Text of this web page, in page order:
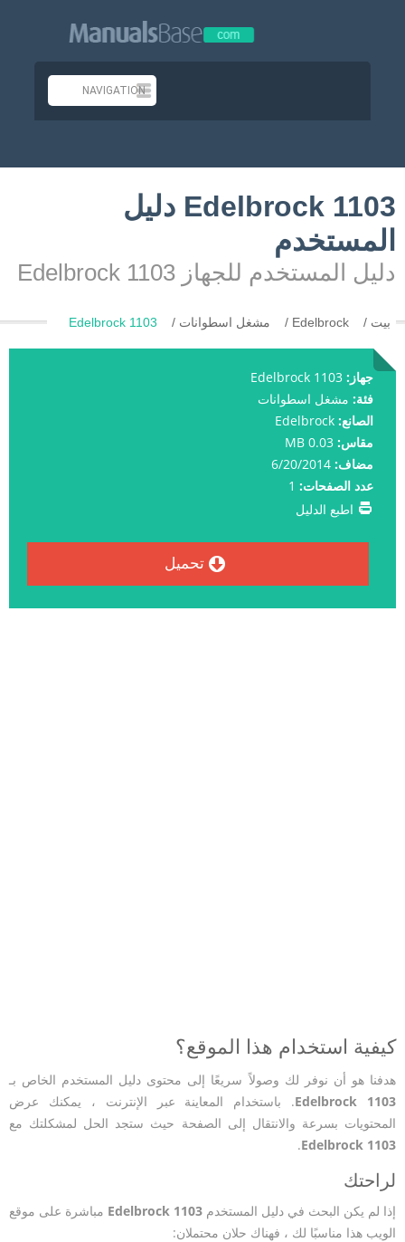
Edelbrock 1103 دليل
المستخدم
دليل المستخدم للجهاز Edelbrock 1103
بيت Edelbrock مشغل اسطوانات Edelbrock 1103
جهاز:
فئة: مشغل اسطوانات
الصانع: Edelbrock
مقاس:
مضاف:
عدد الصفحات:
اطبع الدليل
تحميل
كيفية استخدام هذا الموقع؟
هدفنا هو أن نوفر لك وصولاً سريعًا إلى محتوى دليل المستخدم الخاص بـ
Edelbrock 1103. باستخدام المعاينة عبر الإنترنت ، يمكنك عرض
المحتويات بسرعة والانتقال إلى الصفحة حيث ستجد الحل لمشكلتك مع
Edelbrock 1103
.
لراحتك
إذا لم يكن البحث في دليل المستخدم Edelbrock 1103 مباشرة على موقع
الويب هذا مناسبًا لك ، فهناك حلان محتملان: